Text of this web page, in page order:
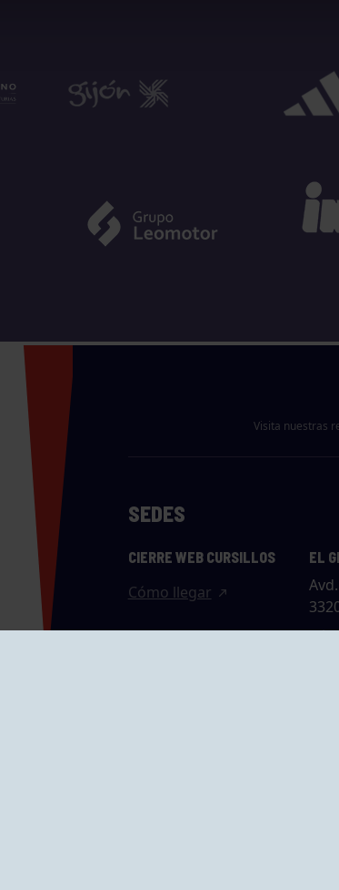
Visita nuestras
SEDES
CIERRE WEB CURSILLOS
Cómo llegar
EL